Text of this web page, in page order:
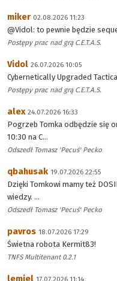
miker 02.08.2026 11:23
@Vidol: to pewnie będzie
Postępy prac nad grą C.E.T.A.S.
Vidol 26.07.2026 10:05
Cybernetically Upgraded
Postępy prac nad grą C.E.T.A.S.
alex 24.07.2026 16:33
Pogrzeb Tomka odbędzie się
10:30 na C...
Odszedł Tomasz 'Pecuś' Pecko
qbahusak 19.07.2026 22:55
Dzięki Tomkowi mamy też
wiedzy. ...
Odszedł Tomasz 'Pecuś' Pecko
pavros 18.07.2026 17:29
Świetna robota Kermit83!
TNFS Multitenant 0.2.1
lemiel 17.07.2026 11:14